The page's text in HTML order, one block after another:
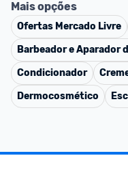
Mais opções
Ofertas Mercado Livre
Barbeador e Aparador
Condicionador
Dermocosmético